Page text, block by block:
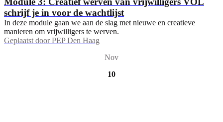
schrijf je in voor de wachtlijst
In deze module gaan we aan de slag met nieuwe en creatieve
manieren om vrijwilligers te werven.
Geplaatst door PEP Den Haag
Nov
10